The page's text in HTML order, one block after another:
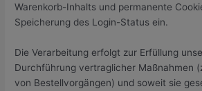
Warenkorb-Inhalts und permanente
Speicherung des Login-Status ein.
Die Verarbeitung erfolgt zur Erfüllung
Durchführung vertraglicher Maßnahmen
von Bestellvorgängen) und soweit sie